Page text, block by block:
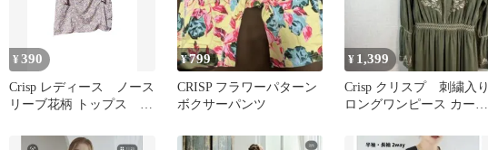
¥390
Crisp レディース ノース
リーブ花柄 トップス フ
¥799
CRISP フラワーパターン
ボクサーパンツ
¥ 1,399
Crisp クリスプ 刺繍入り
ロングワンピース カーキ